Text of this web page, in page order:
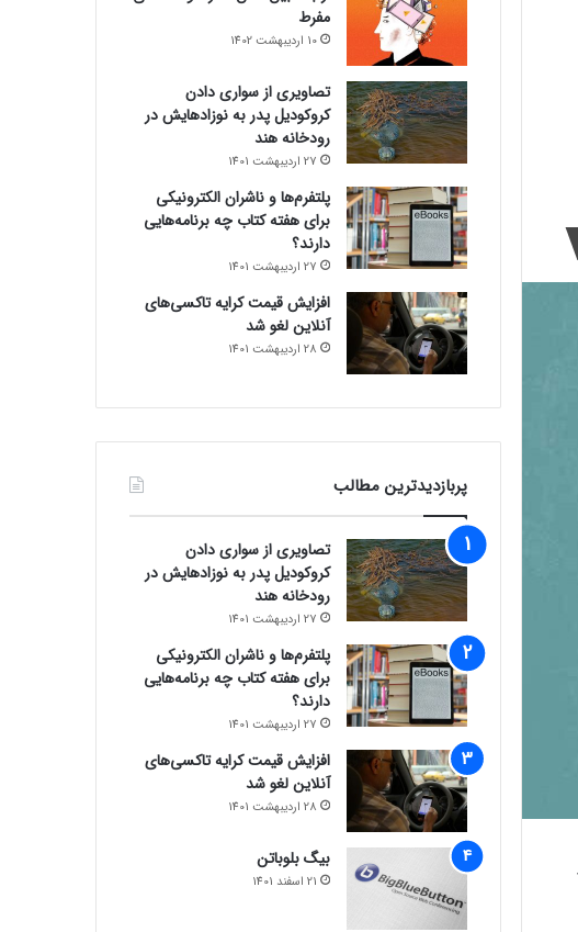
مفرط
10 اردیبهشت 1402
تصاویری از سواری دادن
کروکودیل پدر به نوزادهایش در
رودخانه هند
27 اردیبهشت 1401
پلتفرم‌ها و ناشران الکترونیکی
برای هفته کتاب چه برنامه‌هایی
دارند؟
27 اردیبهشت 1401
افزایش قیمت کرایه تاکسی‌های
آنلاین لغو شد
28 اردیبهشت 1401
پربازدیدترین مطالب
تصاویری از سواری دادن
کروکودیل پدر به نوزادهایش در
رودخانه هند
27 اردیبهشت 1401
پلتفرم‌ها و ناشران الکترونیکی
برای هفته کتاب چه برنامه‌هایی
دارند؟
27 اردیبهشت 1401
افزایش قیمت کرایه تاکسی‌های
آنلاین لغو شد
28 اردیبهشت 1401
بیگ بلوباتن
21 اسفند 1401